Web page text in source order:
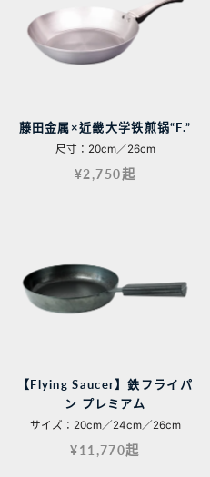
藤田金属×近畿大学铁煎锅“F.”
尺寸：20cm／26cm
¥2,750起
【Flying Saucer】鉄フライパ
ン プレミアム
サイズ：20cm／24cm／26cm
¥11,770起